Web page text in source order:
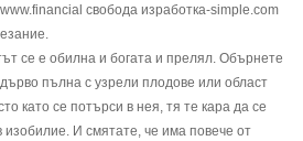
свобода изработка-simple.com
се е обилна и богата и прелял. Обърнете
пълна с узрели плодове или област
като се потърси в нея, тя те кара да се
изобилие. И смятате, че има повече от